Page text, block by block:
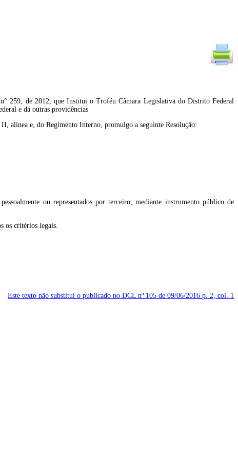
259, de 2012, que Institui o Troféu Câmara Legislativa do Distrito Federal
e dá outras providências
alínea e, do Regimento Interno, promulgo a seguinte Resolução:
ou representados por terceiro, mediante instrumento público de
os critérios legais.
Este texto não substitui o publicado no DCL nº 105 de 09/06/2016 p. 2, col. 1